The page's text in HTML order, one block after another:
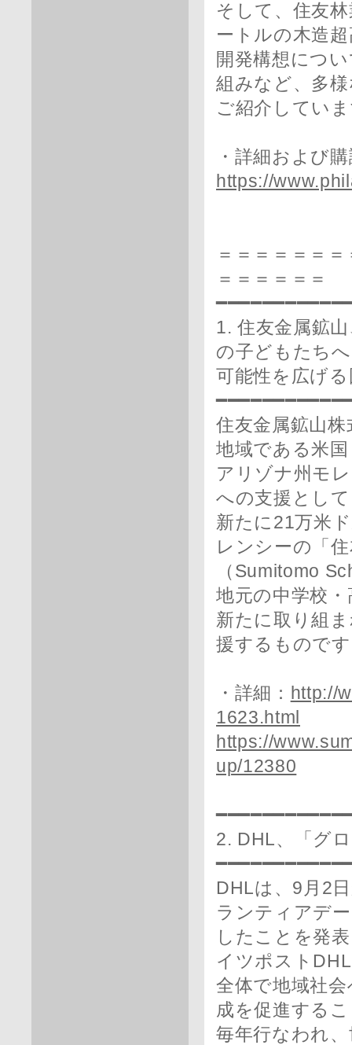
そして、住友
ートルの木造
開発構想につ
組みなど、多
ご紹介してい
・詳細および
https://
＝＝＝＝＝＝
＝＝＝＝＝＝
1. 住友金属鉱
の子どもたち
可能性を広げ
住友金属鉱山
地域である米国
アリゾナ州モ
への支援とし
新たに21万米
レンシーの「
（Sumitomo
地元の中学校
新たに取り組
援するもので
・詳細： http://
1623.html
https://
up/12380
2. DHL、「グ
DHLは、9月2
ランティアデ
したことを発
イツポスト
全体で地域社
成を促進する
毎年行なわれ